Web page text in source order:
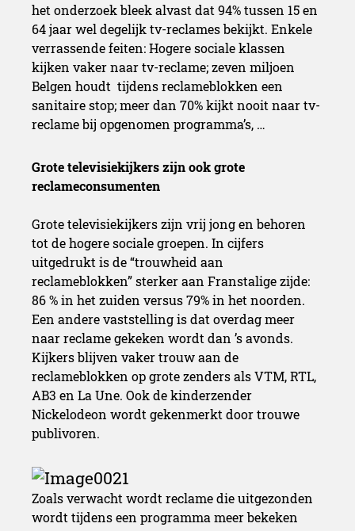
het onderzoek bleek alvast dat 94% tussen 15 en
64 jaar wel degelijk tv-reclames bekijkt. Enkele
verrassende feiten: Hogere sociale klassen
kijken vaker naar tv-reclame; zeven miljoen
Belgen houdt tijdens reclameblokken een
sanitaire stop; meer dan 70% kijkt nooit naar tv-
reclame bij opgenomen programma’s, …
Grote televisiekijkers zijn ook grote
reclameconsumenten
Grote televisiekijkers zijn vrij jong en behoren
tot de hogere sociale groepen. In cijfers
uitgedrukt is de “trouwheid aan
reclameblokken” sterker aan Franstalige zijde:
86 % in het zuiden versus 79% in het noorden.
Een andere vaststelling is dat overdag meer
naar reclame gekeken wordt dan ’s avonds.
Kijkers blijven vaker trouw aan de
reclameblokken op grote zenders als VTM, RTL,
AB3 en La Une. Ook de kinderzender
Nickelodeon wordt gekenmerkt door trouwe
publivoren.
Zoals verwacht wordt reclame die uitgezonden
wordt tijdens een programma meer bekeken